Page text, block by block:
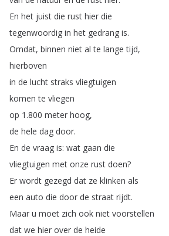
En het juist die rust hier die
tegenwoordig in het gedrang is.
Omdat, binnen niet al te lange tijd,
hierboven
in de lucht straks vliegtuigen
komen te vliegen
op 1.800 meter hoog,
de hele dag door.
En de vraag is: wat gaan die
vliegtuigen met onze rust doen?
Er wordt gezegd dat ze klinken als
een auto die door de straat rijdt.
Maar u moet zich ook niet voorstellen
dat we hier over de heide